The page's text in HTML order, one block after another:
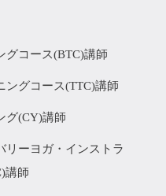
グコース(BTC)講師
ングコース(TTC)講師
グ(CY)講師
リーヨガ・インストラ
講師